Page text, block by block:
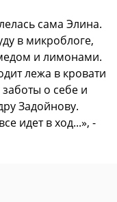
сама Элина.
в микроблоге,
и лимонами.
лежа в кровати
о себе и
Задойнову.
идет в ход...», -